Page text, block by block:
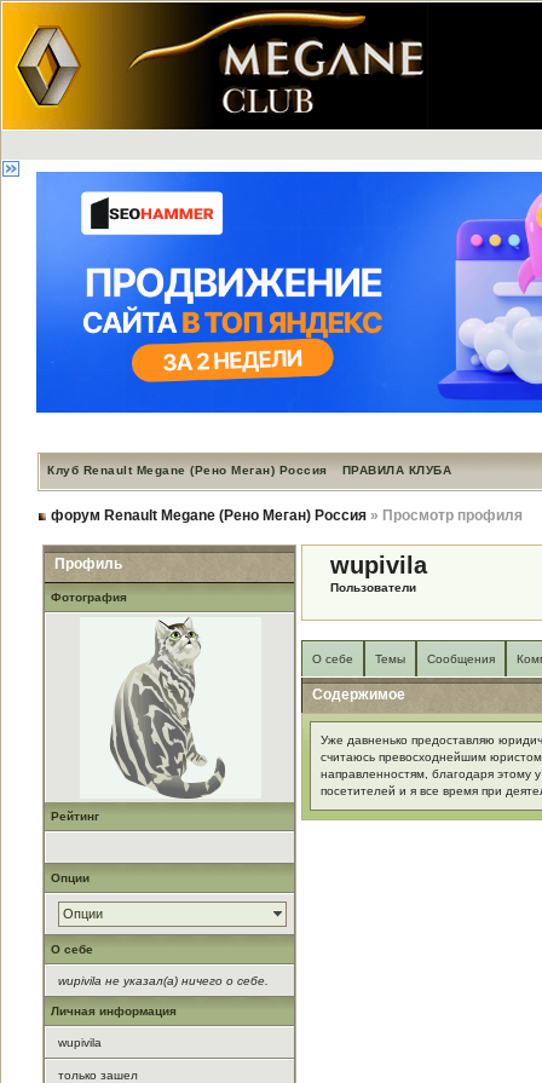
Клуб Renault Megane (Рено Меган) Россия ПРАВИЛА КЛУБА
форум Renault Megane (Рено Меган) Россия » Просмотр профиля
Профиль
Фотография
Рейтинг
Опции
Опции
О себе
wupivila не указал(а) ничего о себе.
Личная информация
wupivila
только зашел
wupivila
Пользователи
О себе Темы Сообщения
Содержимое
Уже давненько предоставляю
считаюсь превосходнейшим
направленностям, благодаря этому
посетителей и я все время при